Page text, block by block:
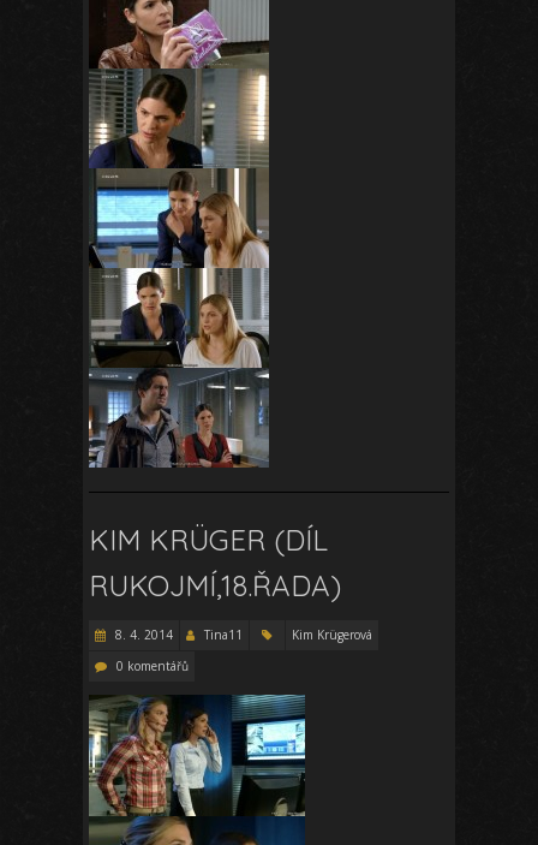
KIM KRÜGER (DÍL
RUKOJMÍ,18.ŘADA)
8. 4. 2014 Tina11
Kim Krügerová
0 komentářů